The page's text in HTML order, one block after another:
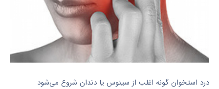
درد استخوان گونه اغلب از سینوس یا دندان شروع می‌شود